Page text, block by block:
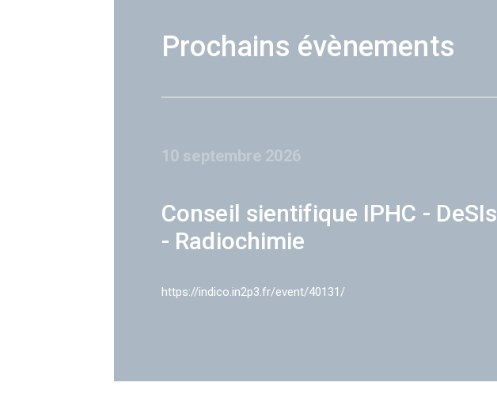
Prochains évènements
10 septembre 2026
Conseil sientifique IPHC - DeSIs
- Radiochimie
https://indico.in2p3.fr/event/40131/